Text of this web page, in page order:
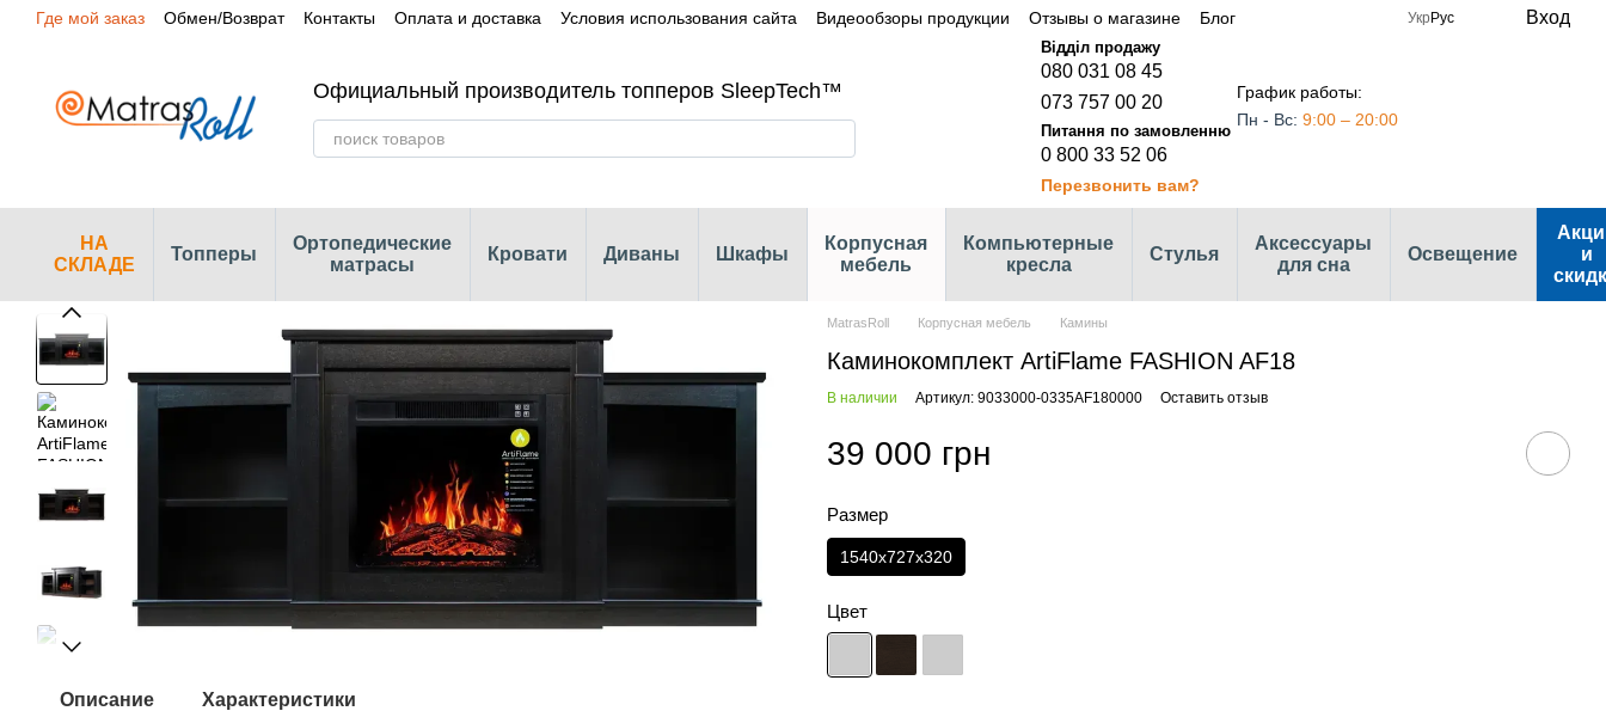
Перейти к основному контенту
Где мой заказ Обмен/Возврат Контакты Оплата и доставка Условия использования сайта Видеообзоры продукции Отзывы о магазине
Блог
Укр Рус Вход
Официальный производитель топперов SleepTech™
080 031 08 45
073 757 00 20
0 800 33 52 06
Перезвонить вам?
График работы:
Пн - Вс: 9:00 – 20:00
НА
СКЛАДЕ
Топперы
Ортопедические
матрасы
Кровати Диваны Шкафы
Корпусная
мебель
Компьютерные
кресла
Стулья
Аксессуары
для сна
Освещение
и
Описание Характеристики
MatrasRoll Корпусная мебель Камины
Каминокомплект ArtiFlame FASHION AF18
В наличии Артикул: 9033000-0335AF180000 Оставить отзыв
39 000 грн
Размер
1540х727х320
Цвет